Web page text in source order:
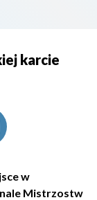
karcie
w
Mistrzostw